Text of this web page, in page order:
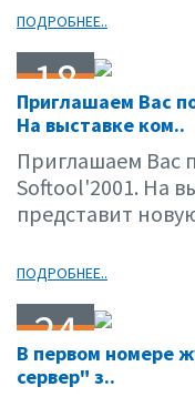
ПОДРОБНЕЕ..
18
09.01
Приглашаем Вас
На выставке ком..
Приглашаем Вас
Softool'2001. На
представит
ПОДРОБНЕЕ..
24
05.01
В первом номере
сервер" з..